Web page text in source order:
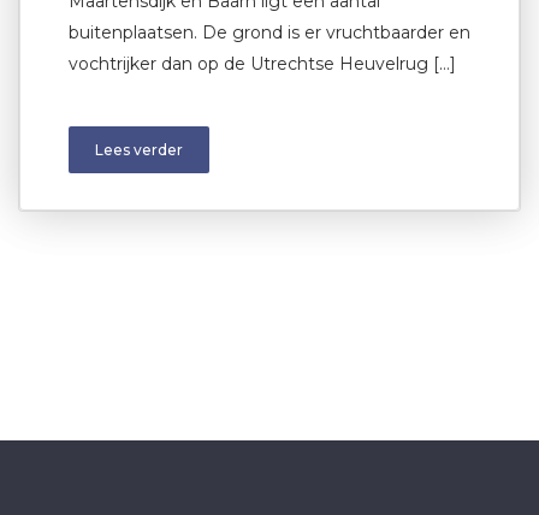
buitenplaatsen. De grond is er vruchtbaarder en
vochtrijker dan op de Utrechtse Heuvelrug […]
Lees verder